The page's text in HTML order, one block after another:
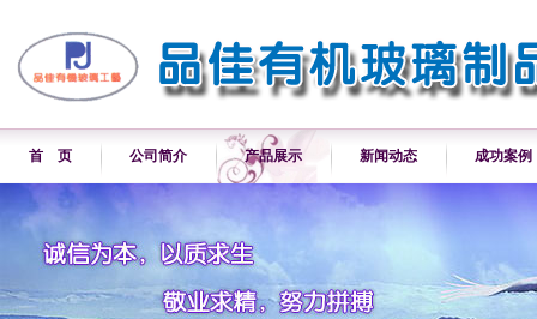
首 页 公司简介 产品展示 新闻动态 成功案例